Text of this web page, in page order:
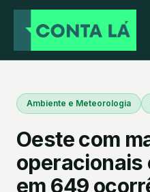
Ambiente e Meteorologia
Oeste com
operacionais
em 649